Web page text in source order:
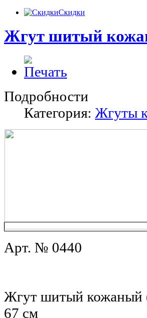
Скидки
Жгут шитый
Подробности
Категория: Жгуты
Арт. № 0440
Жгут шитый кожаный
67 см